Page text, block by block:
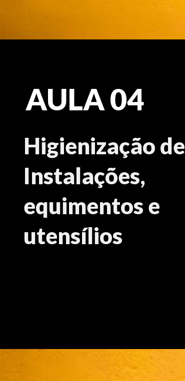
Higienização de
Instalações,
equimentos e
utensílios
AULA 04